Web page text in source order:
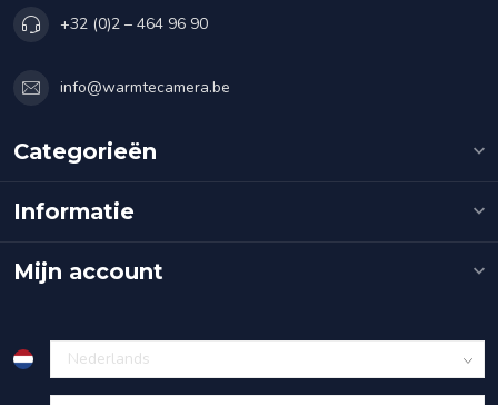
+32 (0)2 – 464 96 90
info@warmtecamera.be
Categorieën
Informatie
Mijn account